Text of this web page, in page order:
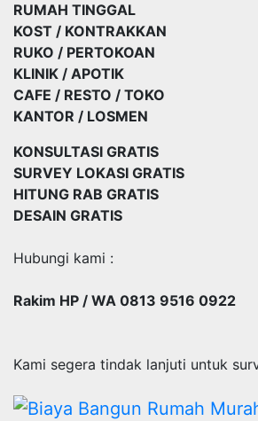
RUMAH TINGGAL
KOST / KONTRAKKAN
RUKO / PERTOKOAN
KLINIK / APOTIK
CAFE / RESTO / TOKO
KANTOR / LOSMEN
KONSULTASI GRATIS
SURVEY LOKASI GRATIS
HITUNG RAB GRATIS
DESAIN GRATIS
Hubungi kami :
Rakim HP / WA 0813 9516 0922
Kami segera tindak lanjuti untuk